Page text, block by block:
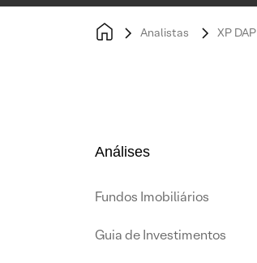
Analistas XP DAP
Análises
Fundos Imobiliários
Guia de Investimentos